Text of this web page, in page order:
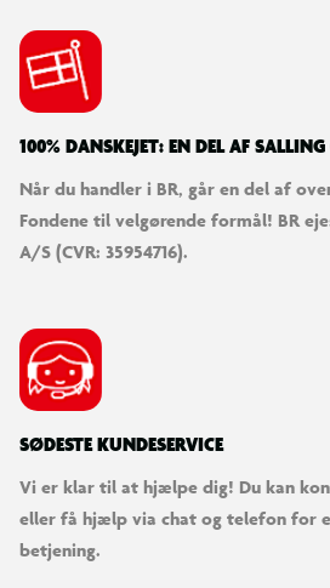
100% DANSKEJET: EN DEL AF
Når du handler i BR, går en del af
Fondene til velgørende formål! BR
A/S (CVR: 35954716).
SØDESTE KUNDESERVICE
Vi er klar til at hjælpe dig! Du kan
eller få hjælp via chat og telefon for
betjening.